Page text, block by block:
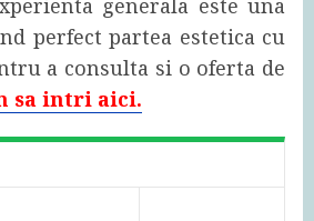
generala este una
perfect partea estetica cu
a consulta si o oferta de
sa intri aici.